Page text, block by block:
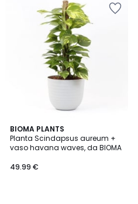
BIOMA PLANTS
Planta Scindapsus aureum +
vaso havana waves, da BIOMA
49.99 €
2
Cores